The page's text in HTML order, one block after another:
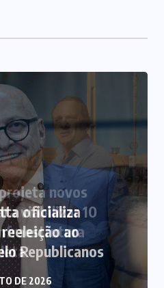
oficializa
ao
Republicanos
DE 2026